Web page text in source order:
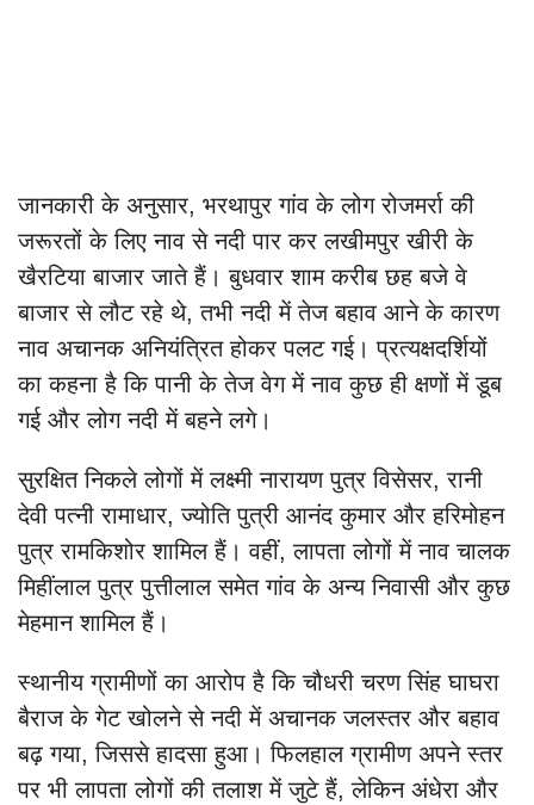
जानकारी के अनुसार, भरथापुर गांव के लोग रोजमर्रा की
जरूरतों के लिए नाव से नदी पार कर लखीमपुर खीरी के
खैरटिया बाजार जाते हैं। बुधवार शाम करीब छह बजे वे
बाजार से लौट रहे थे, तभी नदी में तेज बहाव आने के कारण
नाव अचानक अनियंत्रित होकर पलट गई। प्रत्यक्षदर्शियों
का कहना है कि पानी के तेज वेग में नाव कुछ ही क्षणों में डूब
गई और लोग नदी में बहने लगे।
सुरक्षित निकले लोगों में लक्ष्मी नारायण पुत्र विसेसर, रानी
देवी पत्नी रामाधार, ज्योति पुत्री आनंद कुमार और हरिमोहन
पुत्र रामकिशोर शामिल हैं। वहीं, लापता लोगों में नाव चालक
मिहींलाल पुत्र पुत्तीलाल समेत गांव के अन्य निवासी और कुछ
मेहमान शामिल हैं।
स्थानीय ग्रामीणों का आरोप है कि चौधरी चरण सिंह घाघरा
बैराज के गेट खोलने से नदी में अचानक जलस्तर और बहाव
बढ़ गया, जिससे हादसा हुआ। फिलहाल ग्रामीण अपने स्तर
पर भी लापता लोगों की तलाश में जुटे हैं, लेकिन अंधेरा और